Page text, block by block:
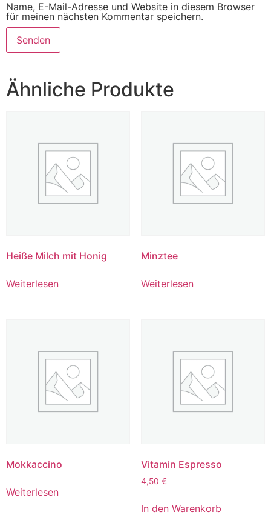
Name, E-Mail-Adresse und Website in diesem Browser
für meinen nächsten Kommentar speichern.
Ähnliche Produkte
Heiße Milch mit Honig
Weiterlesen
Minztee
Weiterlesen
Mokkaccino
Weiterlesen
Vitamin Espresso
4,50 €
In den Warenkorb